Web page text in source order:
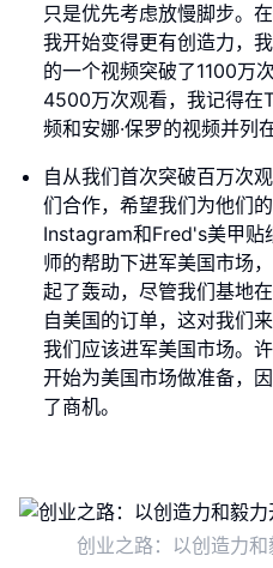
只是优先考虑放慢脚步。
我开始变得更有创造力，
的一个视频突破了1100万
4500万次观看，我记得
频和安娜·保罗的视频并列
自从我们首次突破百万次
们合作，希望我们为他们
Instagram和Fred's美甲贴
师的帮助下进军美国市场
起了轰动，尽管我们基地
自美国的订单，这对我们
我们应该进军美国市场。
开始为美国市场做准备，
了商机。
创业之路：以创造力